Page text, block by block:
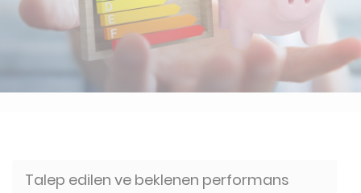
Talep edilen ve beklenen performans